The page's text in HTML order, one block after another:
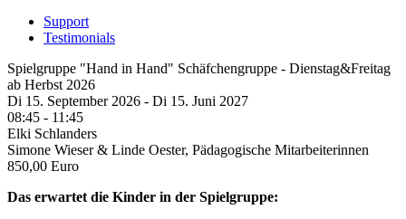
Support
Testimonials
Spielgruppe "Hand in Hand" Schäfchengruppe - Dienstag&Freitag
ab Herbst 2026
Di 15. September 2026 - Di 15. Juni 2027
08:45 - 11:45
Elki Schlanders
Simone Wieser & Linde Oester, Pädagogische Mitarbeiterinnen
850,00 Euro
Das erwartet die Kinder in der Spielgruppe: